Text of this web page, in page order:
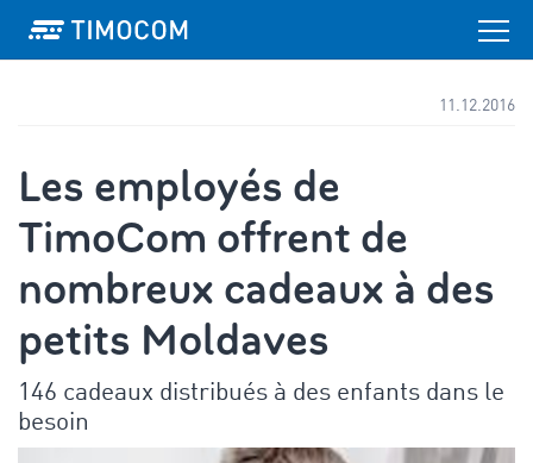
11.12.2016
Les employés de
TimoCom offrent de
nombreux cadeaux à des
petits Moldaves
146 cadeaux distribués à des enfants dans le
besoin